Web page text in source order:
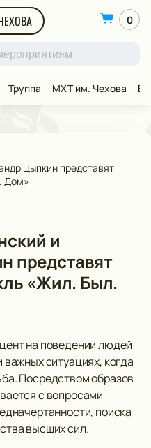
0
Труппа МХТ им. Чехова
Цыпкин представят
Дом»
и
представят
«Жил. Был.
на поведении людей
ситуациях, когда
Посредством образов
с вопросами
поиска
высших сил.